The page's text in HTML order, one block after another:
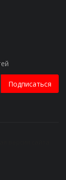
Подписаться